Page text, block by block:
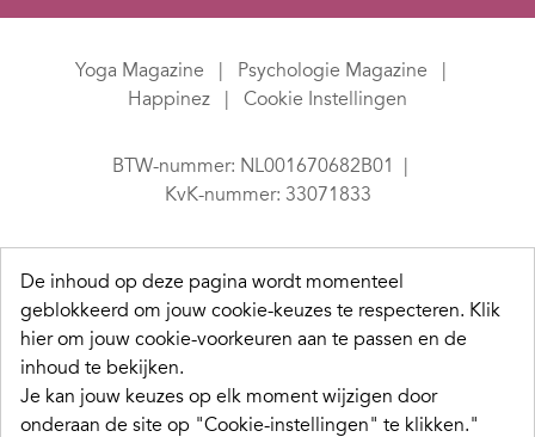
Yoga Magazine
Psychologie Magazine
Happinez
Cookie Instellingen
BTW-nummer: NL001670682B01
KvK-nummer: 33071833
De inhoud op deze pagina wordt momenteel
geblokkeerd om jouw cookie-keuzes te respecteren. Klik
hier om jouw cookie-voorkeuren aan te passen en de
inhoud te bekijken.
Je kan jouw keuzes op elk moment wijzigen door
onderaan de site op "Cookie-instellingen" te klikken."